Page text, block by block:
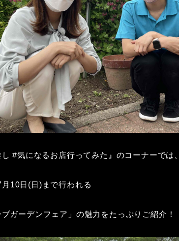
#気になるお店行ってみた』のコーナーでは、
10日(日)まで行われる
ブガーデンフェア」の魅力をたっぷりご紹介！